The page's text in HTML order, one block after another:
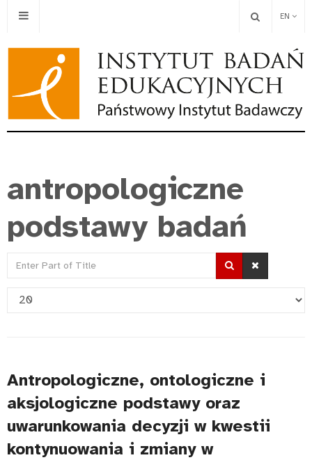
EN
antropologiczne
podstawy badań
Enter
Display
Antropologiczne, ontologiczne i
aksjologiczne podstawy oraz
uwarunkowania decyzji w kwestii
kontynuowania i zmiany w